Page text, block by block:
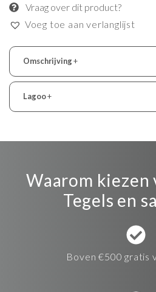
Vraag over dit product?
Voeg toe aan verlanglijst
Omschrijving+
Lagoo+
Waarom
Tegels en
Boven €500 gratis